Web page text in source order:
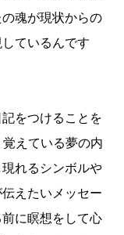
魂が現状からの
ているんです
をつけることを
えている夢の内
れるシンボルや
えたいメッセー
に瞑想をして心